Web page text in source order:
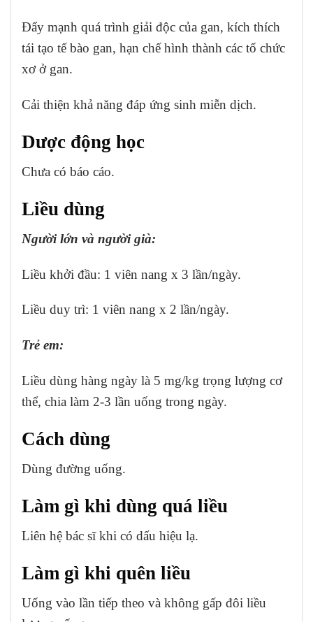
Đẩy mạnh quá trình giải độc của gan, kích thích
tái tạo tế bào gan, hạn chế hình thành các tổ chức
xơ ở gan.
Cải thiện khả năng đáp ứng sinh miễn dịch.
Dược động học
Chưa có báo cáo.
Liều dùng
Người lớn và người già:
Liều khởi đầu: 1 viên nang x 3 lần/ngày.
Liều duy trì: 1 viên nang x 2 lần/ngày.
Trẻ em:
Liều dùng hàng ngày là 5 mg/kg trọng lượng cơ
thể, chia làm 2-3 lần uống trong ngày.
Cách dùng
Dùng đường uống.
Làm gì khi dùng quá liều
Liên hệ bác sĩ khi có dấu hiệu lạ.
Làm gì khi quên liều
Uống vào lần tiếp theo và không gấp đôi liều